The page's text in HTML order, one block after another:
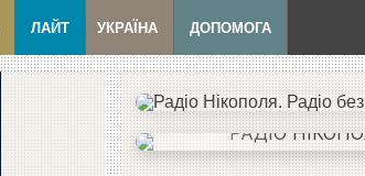
ЛАЙТ УКРАЇНА ДОПОМОГА